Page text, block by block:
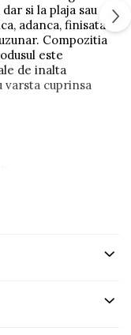
si la plaja sau
adanca, finisata
Compozitia
este
de inalta
varsta cuprinsa